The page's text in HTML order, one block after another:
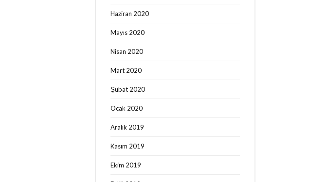
Haziran 2020
Mayıs 2020
Nisan 2020
Mart 2020
Şubat 2020
Ocak 2020
Aralık 2019
Kasım 2019
Ekim 2019